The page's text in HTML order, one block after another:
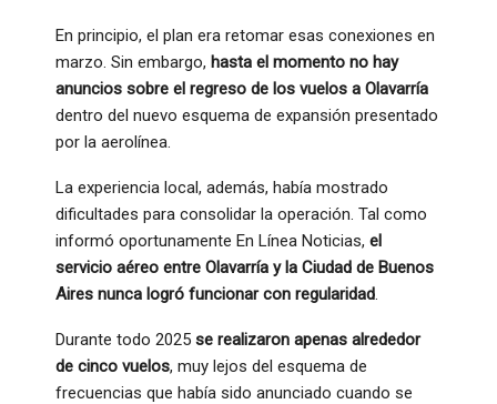
En principio, el plan era retomar esas conexiones en
marzo. Sin embargo, hasta el momento no hay
anuncios sobre el regreso de los vuelos a Olavarría
dentro del nuevo esquema de expansión presentado
por la aerolínea.
La experiencia local, además, había mostrado
dificultades para consolidar la operación. Tal como
informó oportunamente En Línea Noticias, el
servicio aéreo entre Olavarría y la Ciudad de Buenos
Aires nunca logró funcionar con regularidad.
Durante todo 2025 se realizaron apenas alrededor
de cinco vuelos, muy lejos del esquema de
frecuencias que había sido anunciado cuando se